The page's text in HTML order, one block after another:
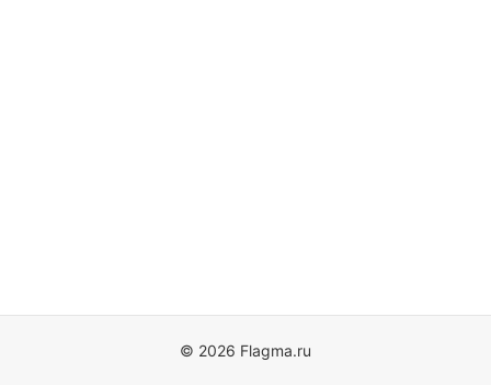
© 2026 Flagma.ru